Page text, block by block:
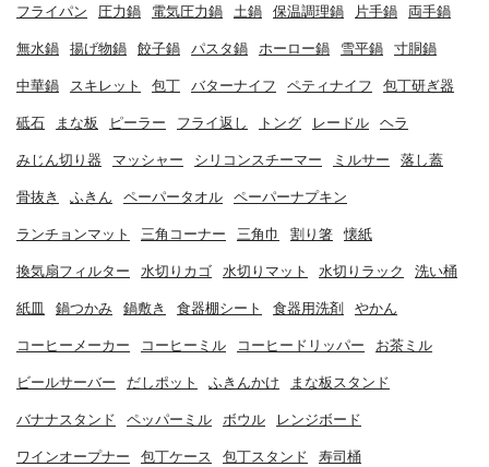
フライパン 圧力鍋 電気圧力鍋 土鍋 保温調理鍋 片手鍋 両手鍋
無水鍋 揚げ物鍋 餃子鍋 パスタ鍋 ホーロー鍋 雪平鍋 寸胴鍋
中華鍋 スキレット 包丁 バターナイフ ペティナイフ 包丁研ぎ器
砥石 まな板 ピーラー フライ返し トング レードル ヘラ
みじん切り器 マッシャー シリコンスチーマー ミルサー 落し蓋
骨抜き ふきん ペーパータオル ペーパーナプキン
ランチョンマット 三角コーナー 三角巾 割り箸 懐紙
換気扇フィルター 水切りカゴ 水切りマット 水切りラック 洗い桶
紙皿 鍋つかみ 鍋敷き 食器棚シート 食器用洗剤 やかん
コーヒーメーカー コーヒーミル コーヒードリッパー お茶ミル
ビールサーバー だしポット ふきんかけ まな板スタンド
バナナスタンド ペッパーミル ボウル レンジボード
ワインオープナー 包丁ケース 包丁スタンド 寿司桶